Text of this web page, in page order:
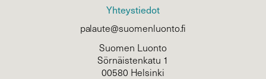
Yhteystiedot
palaute@suomenluonto.fi
Suomen Luonto
Sörnäistenkatu 1
00580 Helsinki